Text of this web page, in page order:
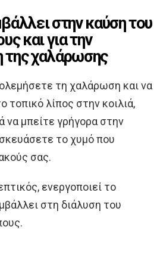
στην καύση του
και για την
χαλάρωσης
τη χαλάρωση και να
τοπικό λίπος στην κοιλιά,
να μπείτε γρήγορα στην
το χυμό που
σας.
ενεργοποιεί το
στη διάλυση του